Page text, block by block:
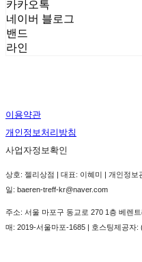
카카오톡
네이버 블로그
밴드
라인
이용약관
개인정보처리방침
사업자정보확인
상호: 젤리상점 | 대표: 이혜미 | 개인정
일: baeren-treff-kr@naver.com
주소: 서울 마포구 동교로 270 1층 베렌
매: 2019-서울마포-1685 | 호스팅제공자: